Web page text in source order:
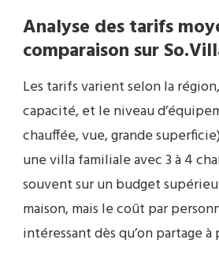
Analyse des tarifs
comparaison sur
Les tarifs varient selon la
capacité, et le niveau
chauffée, vue, grande
une villa familiale avec 3 à 4
souvent sur un budget
maison, mais le coût par
intéressant dès qu’on partage à